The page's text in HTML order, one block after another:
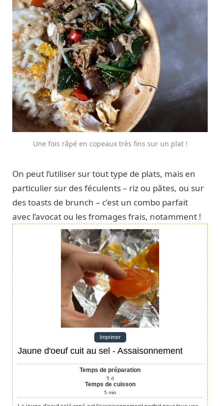
Une fois râpé en copeaux très fins sur un plat !
On peut l’utiliser sur tout type de plats, mais en
particulier sur des féculents – riz ou pâtes, ou sur
des toasts de brunch – c’est un combo parfait
avec l’avocat ou les fromages frais, notamment !
Imprimer
Jaune d'oeuf cuit au sel - Assaisonnement
Temps de préparation
5 d
Temps de cuisson
5 min